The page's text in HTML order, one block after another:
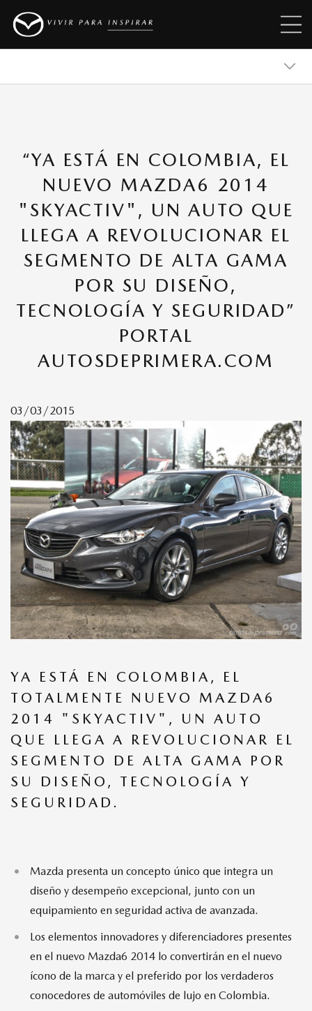
MAZDA 3
MAZDA MX-5
“YA ESTÁ EN COLOMBIA, EL
NUEVO MAZDA6 2014
"SKYACTIV", UN AUTO QUE
LLEGA A REVOLUCIONAR EL
SEGMENTO DE ALTA GAMA
POR SU DISEÑO,
TECNOLOGÍA Y SEGURIDAD”
PORTAL
AUTOSDEPRIMERA.COM
03/03/2015
YA ESTÁ EN COLOMBIA, EL
TOTALMENTE NUEVO MAZDA6
2014 "SKYACTIV", UN AUTO
QUE LLEGA A REVOLUCIONAR EL
SEGMENTO DE ALTA GAMA POR
SU DISEÑO, TECNOLOGÍA Y
SEGURIDAD.
Mazda presenta un concepto único que integra un
diseño y desempeño excepcional, junto con un
equipamiento en seguridad activa de avanzada.
Los elementos innovadores y diferenciadores presentes
en el nuevo Mazda6 2014 lo convertirán en el nuevo
ícono de la marca y el preferido por los verdaderos
conocedores de automóviles de lujo en Colombia.